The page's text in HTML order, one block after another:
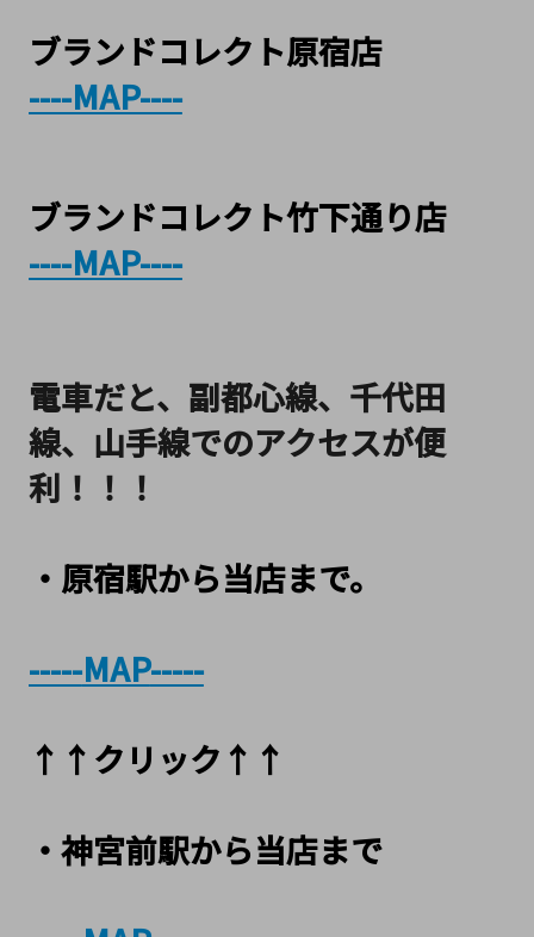
ブランドコレクト原宿店
----MAP----
ブランドコレクト竹下通り店
----MAP----
電車だと、 副都心線、千代田
線、山手線でのアクセスが便
利！！！
・原宿駅から当店まで。
-----MAP-----
↑↑クリック↑↑
・神宮前駅から当店まで